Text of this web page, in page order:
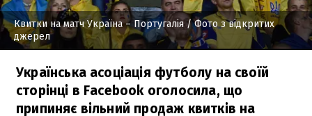
Квитки на матч Україна – Португалія/ Фото з відкритих
джерел
Українська асоціація футболу на своїй
сторінці в Facebook оголосила, що
припиняє вільний продаж квитків на